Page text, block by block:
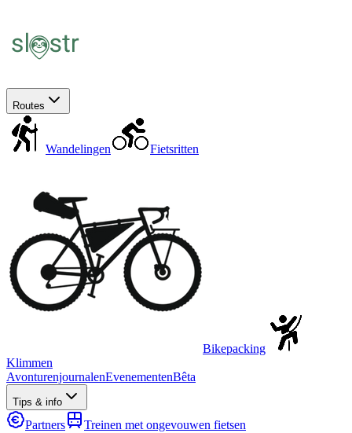
Routes
Wandelingen Fietsritten
Bikepacking
Klimmen
AvonturenjournalenEvenementenBêta
Tips & info
Partners Treinen met ongevouwen fietsen